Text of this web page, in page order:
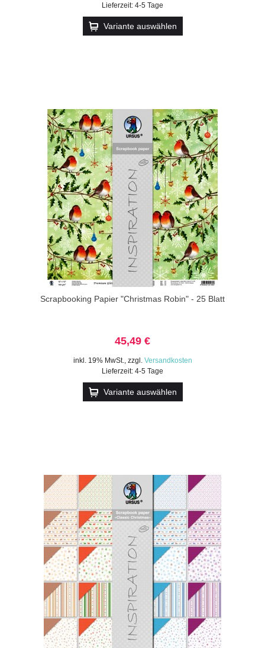
Lieferzeit: 4-5 Tage
Variante auswählen
Scrapbooking Papier "Christmas Robin" - 25 Blatt
45,49 €
inkl. 19% MwSt., zzgl. Versandkosten
Lieferzeit: 4-5 Tage
Variante auswählen